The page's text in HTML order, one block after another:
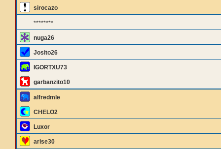
sirocazo
********
nuga26
Josito26
IGORTXU73
garbanzito10
alfredmle
CHELO2
Luxor
arise30